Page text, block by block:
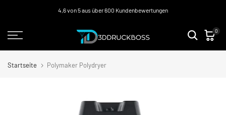
springen
4,6 von 5 aus über 600 Kundenbewertungen
0
Startseite Polymaker Polydryer